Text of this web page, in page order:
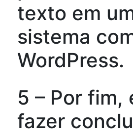
texto em
sistema
WordPress.
5 – Por fim,
fazer